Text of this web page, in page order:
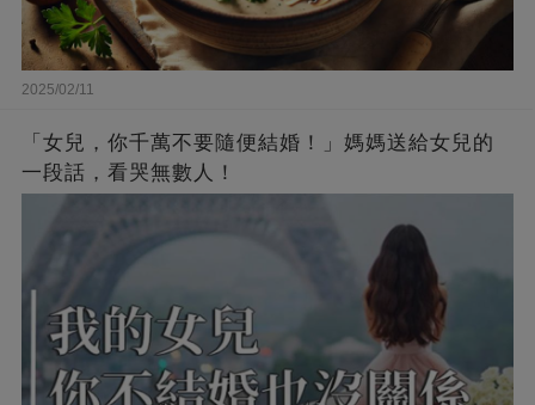
2025/02/11
「女兒，你千萬不要隨便結婚！」媽媽送給女兒的
一段話，看哭無數人！